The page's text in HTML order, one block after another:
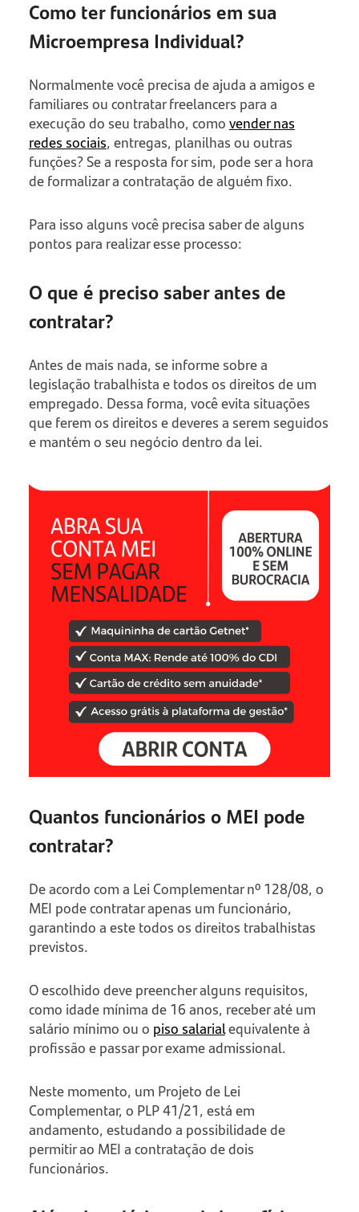
Como ter funcionários em sua
Microempresa Individual?
Normalmente você precisa de ajuda a amigos e
familiares ou contratar freelancers para a
execução do seu trabalho, comovender nas
redes sociais, entregas, planilhas ou outras
funções? Se a resposta for sim, pode ser a hora
de formalizar a contratação de alguém fixo.
Para isso alguns você precisa saber de alguns
pontos para realizar esse processo:
O que é preciso saber antes de
contratar?
Antes de mais nada, se informe sobre a
legislação trabalhista e todos os direitos de um
empregado. Dessa forma, você evita situações
que ferem os direitos e deveres a serem seguidos
e mantém o seu negócio dentro da lei.
Quantos funcionários o MEI pode
contratar?
De acordo com a Lei Complementar nº 128/08, o
MEI pode contratar apenas um funcionário,
garantindo a este todos os direitos trabalhistas
previstos.
O escolhido deve preencher alguns requisitos,
como idade mínima de 16 anos, receber até um
salário mínimo ou o piso salarialequivalente à
profissão e passar por exame admissional.
Neste momento, um Projeto de Lei
Complementar, o PLP 41/21, está em
andamento, estudando a possibilidade de
permitir ao MEI a contratação de dois
funcionários.